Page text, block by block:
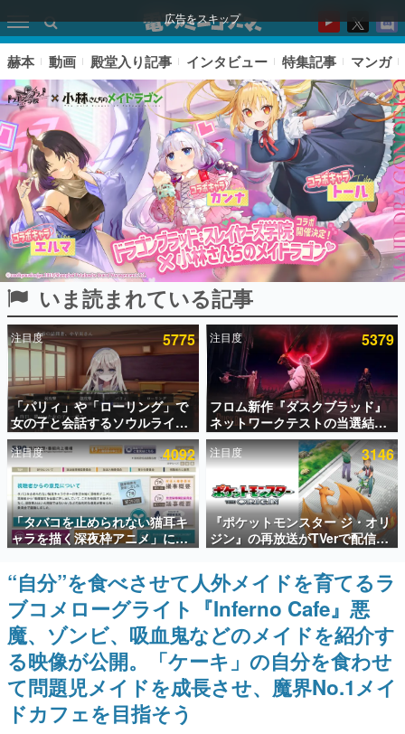
広告をスキップ
ピックアップ
電ファミのいま読まれている記事ランキング
アプリセール情報
インタビュー
連載・特集一覧
殿堂入り記事
SNS拡散数が数千以上！ ページビュー数万以上！ などな
ど。多くの人々に読まれた、電ファミ渾身の“殿堂入り”記
事をまとめました。
ゲームの企画書
名作ゲームクリエイターの方々に製作時のエピソードをお
聞きし、ヒットする企画（ゲーム）とは何か？を探ってい
きます。
赫本
この物語を解いてはいけない。『赫本』は、〈試験問題〉
の形をした短編ホラー小説集です。
新世代に訊く
赫本 動画 殿堂入り記事 インタビュー 特集記事 マンガ
いま読まれている記事
注目度 5775
「パリィ」や「ローリング」で
女の子と会話するソウルライク
恋愛ゲーム『小早川さんはソウ
ルライク』無料公開。返事に失
敗すると「YOU DIED」
注目度 5379
フロム新作『ダスクブラッド』
ネットワークテストの当選結果
が8月7日22時に発表。応募サイ
トのマイページから確認可能、
テスト実施は8月21日～24日
注目度 4092
「タバコを止められない猫耳キ
ャラを描く深夜枠アニメ」に視
聴者の一部から批判意見。違法
薬物の使用と思しき描写も含め
て、BPOが議論を交わす
注目度 3146
『ポケットモンスター ジ・オリ
ジン』の再放送がTVerで配信
中！レッド（CV：竹内順子）が
主人公のオリジナルアニメ
“自分”を食べさせて人外メイドを育てるラ
ブコメローグライト『Inferno Cafe』悪
魔、ゾンビ、吸血鬼などのメイドを紹介す
る映像が公開。「ケーキ」の自分を食わせ
て問題児メイドを成長させ、魔界No.1メイ
ドカフェを目指そう